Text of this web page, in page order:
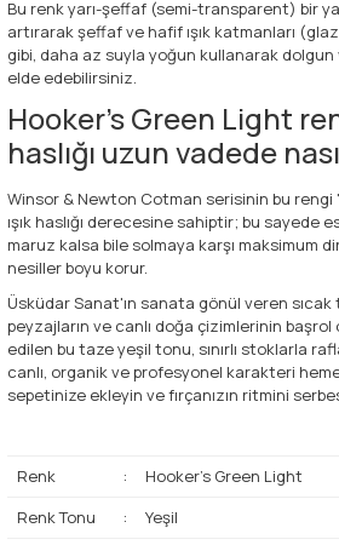
Bu renk yarı-şeffaf (semi-transparent) bir
artırarak şeffaf ve hafif ışık katmanları
gibi, daha az suyla yoğun kullanarak dolgun
elde edebilirsiniz.
Hooker's Green Light
haslığı uzun vadede
Winsor & Newton Cotman serisinin bu
ışık haslığı derecesine sahiptir; bu sayede
maruz kalsa bile solmaya karşı maksimum
nesiller boyu korur.
Üsküdar Sanat'ın sanata gönül veren
peyzajların ve canlı doğa çizimlerinin
edilen bu taze yeşil tonu, sınırlı stoklarla
canlı, organik ve profesyonel karakteri
sepetinize ekleyin ve fırçanızın ritmini
Renk :
Hooker's Green Light
Renk Tonu
:
Yeşil